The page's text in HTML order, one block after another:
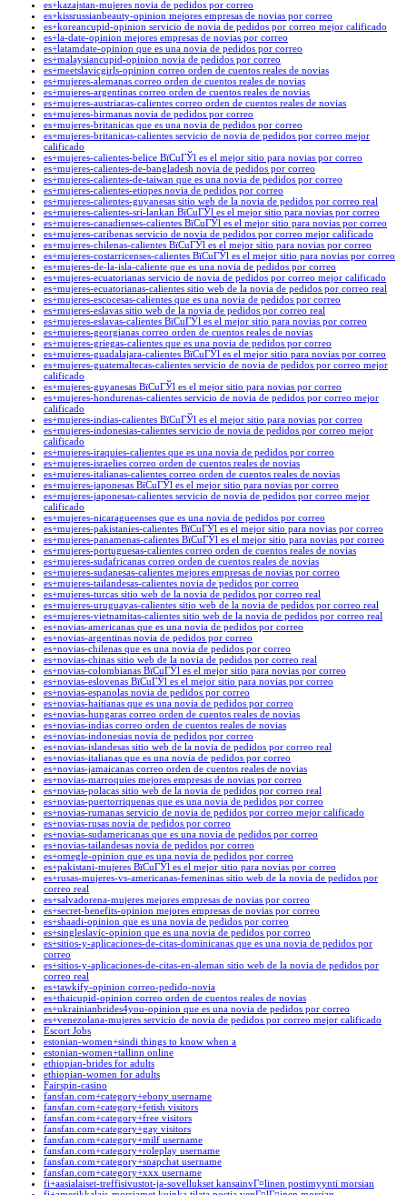
es+kazajstan-mujeres novia de pedidos por correo
es+kissrussianbeauty-opinion mejores empresas de novias por correo
es+koreancupid-opinion servicio de novia de pedidos por correo mejor calificado
es+la-date-opinion mejores empresas de novias por correo
es+latamdate-opinion que es una novia de pedidos por correo
es+malaysiancupid-opinion novia de pedidos por correo
es+meetslavicgirls-opinion correo orden de cuentos reales de novias
es+mujeres-alemanas correo orden de cuentos reales de novias
es+mujeres-argentinas correo orden de cuentos reales de novias
es+mujeres-austriacas-calientes correo orden de cuentos reales de novias
es+mujeres-birmanas novia de pedidos por correo
es+mujeres-britanicas que es una novia de pedidos por correo
es+mujeres-britanicas-calientes servicio de novia de pedidos por correo mejor
calificado
es+mujeres-calientes-belice ВїCuГЎl es el mejor sitio para novias por correo
es+mujeres-calientes-de-bangladesh novia de pedidos por correo
es+mujeres-calientes-de-taiwan que es una novia de pedidos por correo
es+mujeres-calientes-etiopes novia de pedidos por correo
es+mujeres-calientes-guyanesas sitio web de la novia de pedidos por correo real
es+mujeres-calientes-sri-lankan ВїCuГЎl es el mejor sitio para novias por correo
es+mujeres-canadienses-calientes ВїCuГЎl es el mejor sitio para novias por correo
es+mujeres-caribenas servicio de novia de pedidos por correo mejor calificado
es+mujeres-chilenas-calientes ВїCuГЎl es el mejor sitio para novias por correo
es+mujeres-costarricenses-calientes ВїCuГЎl es el mejor sitio para novias por correo
es+mujeres-de-la-isla-caliente que es una novia de pedidos por correo
es+mujeres-ecuatorianas servicio de novia de pedidos por correo mejor calificado
es+mujeres-ecuatorianas-calientes sitio web de la novia de pedidos por correo real
es+mujeres-escocesas-calientes que es una novia de pedidos por correo
es+mujeres-eslavas sitio web de la novia de pedidos por correo real
es+mujeres-eslavas-calientes ВїCuГЎl es el mejor sitio para novias por correo
es+mujeres-georgianas correo orden de cuentos reales de novias
es+mujeres-griegas-calientes que es una novia de pedidos por correo
es+mujeres-guadalajara-calientes ВїCuГЎl es el mejor sitio para novias por correo
es+mujeres-guatemaltecas-calientes servicio de novia de pedidos por correo mejor
calificado
es+mujeres-guyanesas ВїCuГЎl es el mejor sitio para novias por correo
es+mujeres-hondurenas-calientes servicio de novia de pedidos por correo mejor
calificado
es+mujeres-indias-calientes ВїCuГЎl es el mejor sitio para novias por correo
es+mujeres-indonesias-calientes servicio de novia de pedidos por correo mejor
calificado
es+mujeres-iraquies-calientes que es una novia de pedidos por correo
es+mujeres-israelies correo orden de cuentos reales de novias
es+mujeres-italianas-calientes correo orden de cuentos reales de novias
es+mujeres-japonesas ВїCuГЎl es el mejor sitio para novias por correo
es+mujeres-japonesas-calientes servicio de novia de pedidos por correo mejor
calificado
es+mujeres-nicaragueenses que es una novia de pedidos por correo
es+mujeres-pakistanies-calientes ВїCuГЎl es el mejor sitio para novias por correo
es+mujeres-panamenas-calientes ВїCuГЎl es el mejor sitio para novias por correo
es+mujeres-portuguesas-calientes correo orden de cuentos reales de novias
es+mujeres-sudafricanas correo orden de cuentos reales de novias
es+mujeres-sudanesas-calientes mejores empresas de novias por correo
es+mujeres-tailandesas-calientes novia de pedidos por correo
es+mujeres-turcas sitio web de la novia de pedidos por correo real
es+mujeres-uruguayas-calientes sitio web de la novia de pedidos por correo real
es+mujeres-vietnamitas-calientes sitio web de la novia de pedidos por correo real
es+novias-americanas que es una novia de pedidos por correo
es+novias-argentinas novia de pedidos por correo
es+novias-chilenas que es una novia de pedidos por correo
es+novias-chinas sitio web de la novia de pedidos por correo real
es+novias-colombianas ВїCuГЎl es el mejor sitio para novias por correo
es+novias-eslovenas ВїCuГЎl es el mejor sitio para novias por correo
es+novias-espanolas novia de pedidos por correo
es+novias-haitianas que es una novia de pedidos por correo
es+novias-hungaras correo orden de cuentos reales de novias
es+novias-indias correo orden de cuentos reales de novias
es+novias-indonesias novia de pedidos por correo
es+novias-islandesas sitio web de la novia de pedidos por correo real
es+novias-italianas que es una novia de pedidos por correo
es+novias-jamaicanas correo orden de cuentos reales de novias
es+novias-marroquies mejores empresas de novias por correo
es+novias-polacas sitio web de la novia de pedidos por correo real
es+novias-puertorriquenas que es una novia de pedidos por correo
es+novias-rumanas servicio de novia de pedidos por correo mejor calificado
es+novias-rusas novia de pedidos por correo
es+novias-sudamericanas que es una novia de pedidos por correo
es+novias-tailandesas novia de pedidos por correo
es+omegle-opinion que es una novia de pedidos por correo
es+pakistani-mujeres ВїCuГЎl es el mejor sitio para novias por correo
es+rusas-mujeres-vs-americanas-femeninas sitio web de la novia de pedidos por
correo real
es+salvadorena-mujeres mejores empresas de novias por correo
es+secret-benefits-opinion mejores empresas de novias por correo
es+shaadi-opinion que es una novia de pedidos por correo
es+singleslavic-opinion que es una novia de pedidos por correo
es+sitios-y-aplicaciones-de-citas-dominicanas que es una novia de pedidos por
correo
es+sitios-y-aplicaciones-de-citas-en-aleman sitio web de la novia de pedidos por
correo real
es+tawkify-opinion correo-pedido-novia
es+thaicupid-opinion correo orden de cuentos reales de novias
es+ukrainianbrides4you-opinion que es una novia de pedidos por correo
es+venezolana-mujeres servicio de novia de pedidos por correo mejor calificado
Escort Jobs
estonian-women+sindi things to know when a
estonian-women+tallinn online
ethiopian-brides for adults
ethiopian-women for adults
Fairspin-casino
fansfan.com+category+ebony username
fansfan.com+category+fetish visitors
fansfan.com+category+free visitors
fansfan.com+category+gay visitors
fansfan.com+category+milf username
fansfan.com+category+roleplay username
fansfan.com+category+snapchat username
fansfan.com+category+xxx username
fi+aasialaiset-treffisivustot-ja-sovellukset kansainvГ¤linen postimyynti morsian